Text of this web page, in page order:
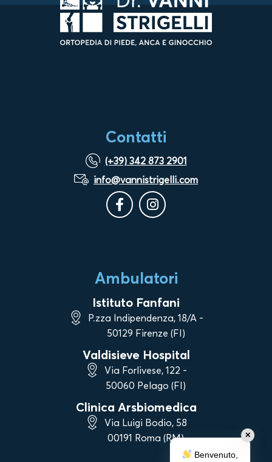
Contatti
(+39) 342 873 2901
info@vannistrigelli.com
Ambulatori
Istituto Fanfani
P.zza Indipendenza, 18/A -
50129 Firenze (FI)
Valdisieve Hospital
Via Forlivese, 122 -
50060 Pelago (FI)
Clinica Arsbiomedica
Via Luigi Bodio, 58
00191 Roma (RM)
✕
Benvenuto,